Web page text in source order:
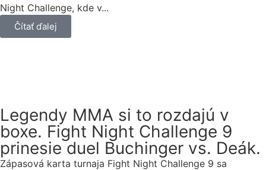
Night Challenge, kde v...
Čítať ďalej
Legendy MMA si to rozdajú v
boxe. Fight Night Challenge 9
prinesie duel Buchinger vs. Deák.
Zápasová karta turnaja Fight Night Challenge 9 sa